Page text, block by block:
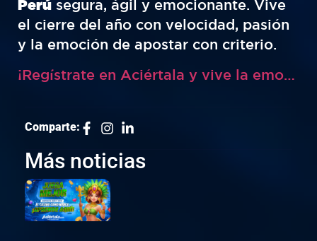
Perú segura, ágil y emocionante. Vive
el cierre del año con velocidad, pasión
y la emoción de apostar con criterio.
Comparte:
Más noticias